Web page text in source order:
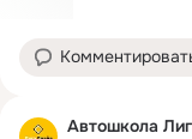
Автошкола